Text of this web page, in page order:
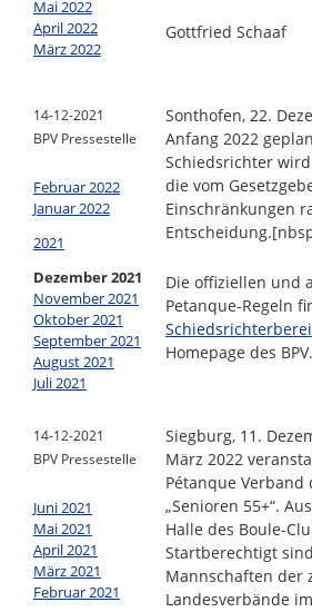
Gottfried Schaaf
Sonthofen, 22.
Anfang 2022
Schiedsrichter
die vom
Einschränkungen
Entscheidung.
Die offiziellen und
Petanque-Regeln
Homepage des BPV.
14-12-2021
BPV Pressestelle
Siegburg, 11.
März 2022
Pétanque Verband
„Senioren 55+“.
Halle des Boule-
Startberechtigt
Mannschaften der
Landesverbände im
14-12-2021
BPV Pressestelle
Mai 2022
April 2022
März 2022
Februar 2022
Januar 2022
2021
Dezember 2021
November 2021
Oktober 2021
September 2021
August 2021
Juli 2021
Juni 2021
Mai 2021
April 2021
März 2021
Februar 2021